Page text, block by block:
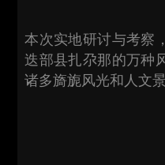
本次实地研讨与考察
迭部县扎尕那的万种
诸多旖旎风光和人文